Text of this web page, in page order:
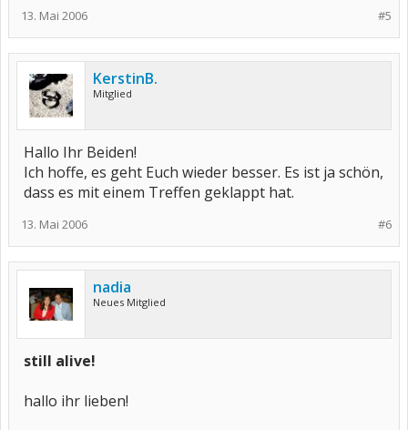
#5
13. Mai 2006
KerstinB.
Mitglied
Hallo Ihr Beiden!
Ich hoffe, es geht Euch wieder besser. Es ist ja schön,
dass es mit einem Treffen geklappt hat.
#6
13. Mai 2006
nadia
Neues Mitglied
still alive!
hallo ihr lieben!